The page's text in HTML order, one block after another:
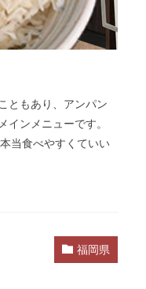
ともあり、アンパン
ンメニューです。
当食べやすくていい
福岡県